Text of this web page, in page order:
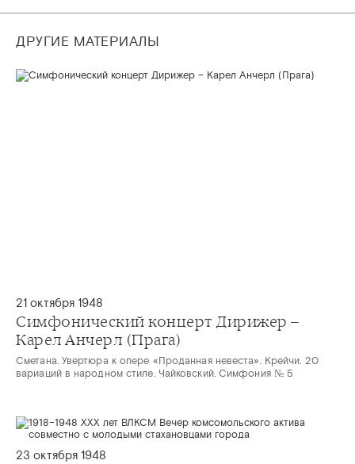
ДРУГИЕ МАТЕРИАЛЫ
21 октября 1948
Симфонический концерт Дирижер –
Карел Анчерл (Прага)
Сметана. Увертюра к опере «Проданная невеста». Крейчи. 20
вариаций в народном стиле. Чайковский. Симфония № 5
23 октября 1948